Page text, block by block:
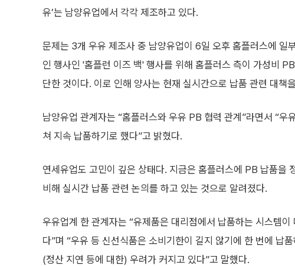
유’는 남양유업에서 각각 제조하고 있다.
문제는 3개 우유 제조사 중 남양유업이 6일 오후 홈플러스에 일
인 행사인 '홈플런 이즈 백' 행사를 위해 홈플러스 측이 가성비
단한 것이다. 이로 인해 양사는 현재 실시간으로 납품 관련 대책
남양유업 관계자는 “홈플러스와 우유 PB 협력 관계”라면서 “
쳐 지속 납품하기로 했다”고 밝혔다.
연세유업도 고민이 깊은 상태다. 지금은 홈플러스에 PB 납품을
비해 실시간 납품 관련 논의를 하고 있는 것으로 알려졌다.
우유업계 한 관계자는 “유제품은 대리점에서 납품하는 시스템
다”며 “우유 등 신선식품은 소비기한이 길지 않기에 한 번에 납
(정산 지연 등에 대한) 우려가 커지고 있다”고 말했다.